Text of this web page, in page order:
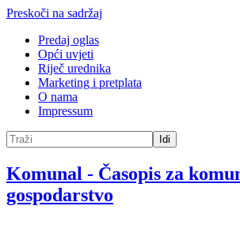
Preskoči na sadržaj
Predaj oglas
Opći uvjeti
Riječ urednika
Marketing i pretplata
O nama
Impressum
Idi
Komunal - Časopis za
gospodarstvo